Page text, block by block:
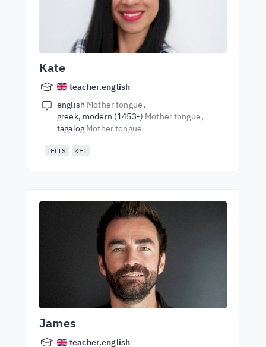
Kate
teacher.english
english Mother tongue
greek, modern (1453-) Mother tongue
tagalog Mother tongue
IELTS KET
James
teacher.english